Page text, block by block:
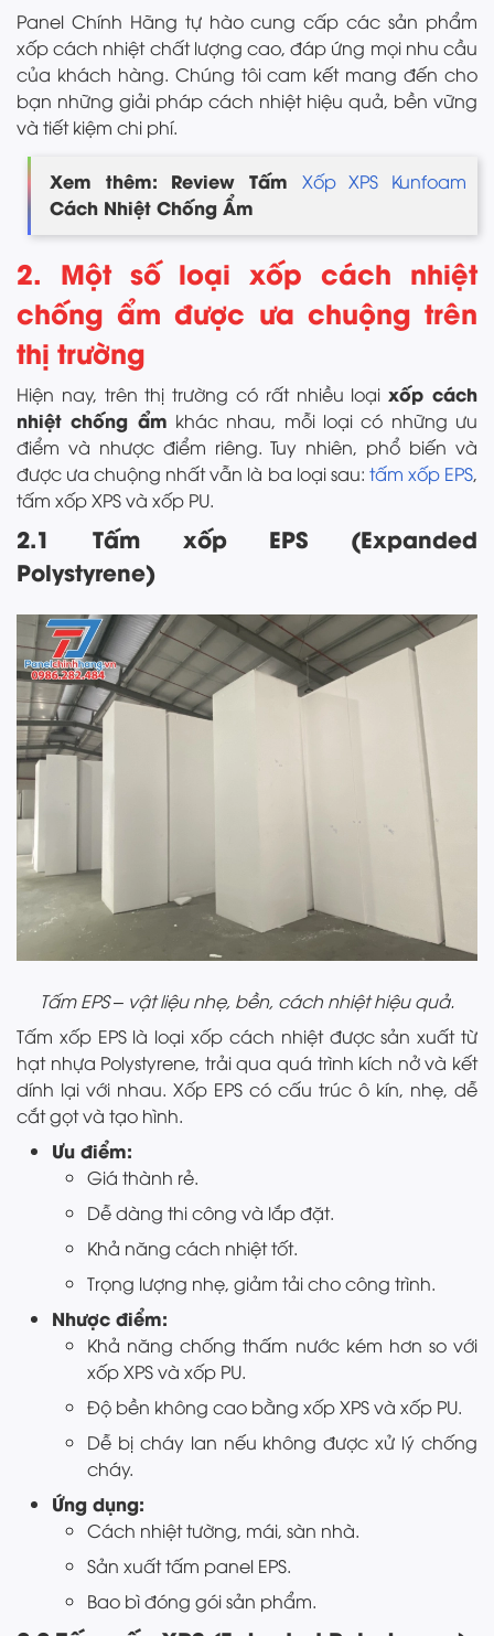
Panel Chính Hãng tự hào cung cấp các sản phẩm
xốp cách nhiệt chất lượng cao, đáp ứng mọi nhu cầu
của khách hàng. Chúng tôi cam kết mang đến cho
bạn những giải pháp cách nhiệt hiệu quả, bền vững
và tiết kiệm chi phí.
Xem thêm: Review Tấm Xốp XPS Kunfoam
Cách Nhiệt Chống Ẩm
2. Một số loại xốp cách nhiệt
chống ẩm được ưa chuộng trên
thị trường
Hiện nay, trên thị trường có rất nhiều loạixốp cách
nhiệt chống ẩm khác nhau, mỗi loại có những ưu
điểm và nhược điểm riêng. Tuy nhiên, phổ biến và
được ưa chuộng nhất vẫn là ba loại sau: tấm xốp EPS,
tấm xốp XPS và xốp PU.
2.1 Tấm xốp EPS (Expanded
Polystyrene)
Tấm EPS – vật liệu nhẹ, bền, cách nhiệt hiệu quả.
Tấm xốp EPS là loại xốp cách nhiệt được sản xuất từ
hạt nhựa Polystyrene, trải qua quá trình kích nở và kết
dính lại với nhau. Xốp EPS có cấu trúc ô kín, nhẹ, dễ
cắt gọt và tạo hình.
Ưu điểm:
Giá thành rẻ.
Dễ dàng thi công và lắp đặt.
Khả năng cách nhiệt tốt.
Trọng lượng nhẹ, giảm tải cho công trình.
Nhược điểm:
Khả năng chống thấm nước kém hơn so với
xốp XPS và xốp PU.
Độ bền không cao bằng xốp XPS và xốp PU.
Dễ bị cháy lan nếu không được xử lý chống
cháy.
Ứng dụng:
Cách nhiệt tường, mái, sàn nhà.
Sản xuất tấm panel EPS.
Bao bì đóng gói sản phẩm.